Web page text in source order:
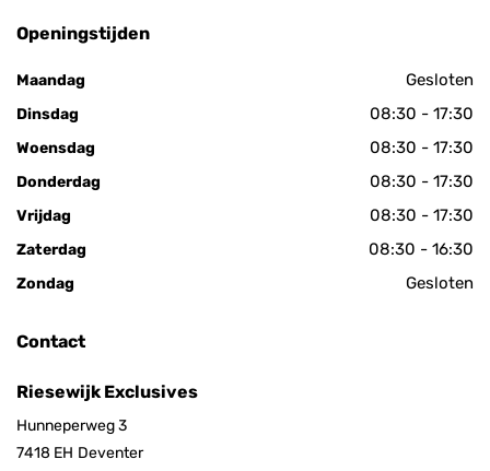
Openingstijden
Maandag Gesloten
Dinsdag 08:30 - 17:30
Woensdag 08:30 - 17:30
Donderdag 08:30 - 17:30
Vrijdag 08:30 - 17:30
Zaterdag 08:30 - 16:30
Zondag Gesloten
Contact
Riesewijk Exclusives
Hunneperweg 3
7418 EH Deventer